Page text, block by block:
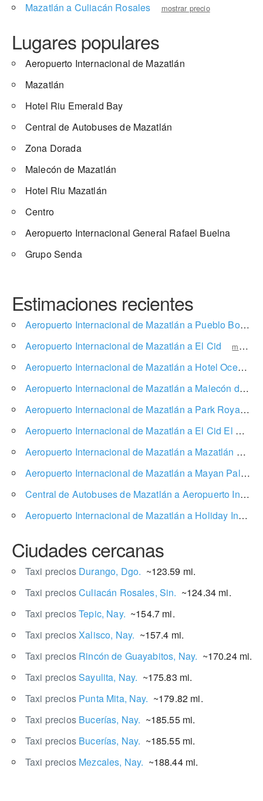
Mazatlán a Culiacán Rosales
mostrar precio
Lugares populares
Aeropuerto Internacional de Mazatlán
Mazatlán
Hotel Riu Emerald Bay
Central de Autobuses de Mazatlán
Zona Dorada
Malecón de Mazatlán
Hotel Riu Mazatlán
Centro
Aeropuerto Internacional General Rafael Buelna
Grupo Senda
Estimaciones recientes
Aeropuerto Internacional de Mazatlán a Pueblo Bonito Emerald Bay
Aeropuerto Internacional de Mazatlán a El Cid
mostrar precio
Aeropuerto Internacional de Mazatlán a Hotel Oceano Palace
Aeropuerto Internacional de Mazatlán a Malecón de Mazatlán
Aeropuerto Internacional de Mazatlán a Park Royal Mazatlán
Aeropuerto Internacional de Mazatlán a El Cid El Moro Beach
Aeropuerto Internacional de Mazatlán a Mazatlán
Aeropuerto Internacional de Mazatlán a Mayan Palace Mazatlán
Central de Autobuses de Mazatlán a Aeropuerto Internacional de Mazatlán
Aeropuerto Internacional de Mazatlán a Holiday Inn Resort Mazatlan
Ciudades cercanas
Taxi precios Durango, Dgo. ~123.59 mi.
Taxi preciosCuliacán Rosales, Sin. ~124.34 mi.
Taxi preciosTepic, Nay. ~154.7 mi.
Taxi preciosXalisco, Nay. ~157.4 mi.
Taxi precios Rincón de Guayabitos, Nay. ~170.24 mi.
Taxi preciosSayulita, Nay. ~175.83 mi.
Taxi precios Punta Mita, Nay. ~179.82 mi.
Taxi precios Bucerías, Nay. ~185.55 mi.
Taxi precios Bucerías, Nay. ~185.55 mi.
Taxi precios Mezcales, Nay. ~188.44 mi.